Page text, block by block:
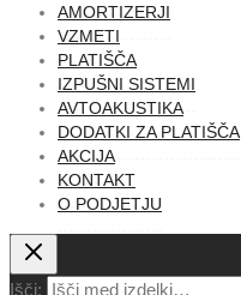
AMORTIZERJI
VZMETI
PLATIŠČA
IZPUŠNI SISTEMI
AVTOAKUSTIKA
DODATKI ZA PLATIŠČA
AKCIJA
KONTAKT
O PODJETJU
Išči: